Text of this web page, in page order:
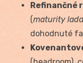
Refinančné
(maturity
dohodnuté